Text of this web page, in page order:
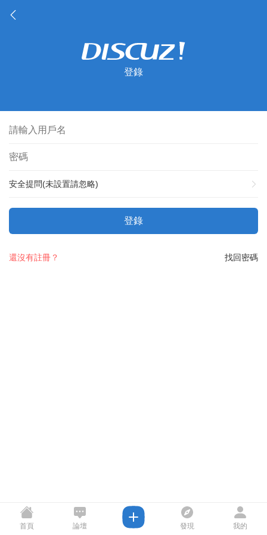
登錄
安全提問(未設置請忽略)
登錄
找回密碼
還沒有註冊？
首頁 論壇 發現 我的